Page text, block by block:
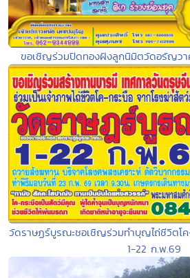
ขอเชิญร่วมปิดทองฝังลูกนิมิตวัดอรัญว
วัดราษฏร์บูรณะชอเชิญร่วมทำบุญไถ่ชีวิตโค
1-22 ก.พ.69